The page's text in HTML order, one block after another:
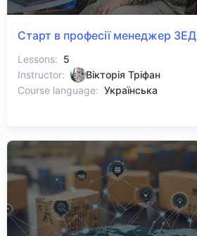
Старт в професії менеджер ЗЕД
Lessons: 5
Instructor:
Вікторія Тріфан
Course language: Українська